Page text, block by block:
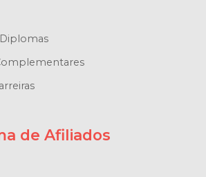
de Afiliados